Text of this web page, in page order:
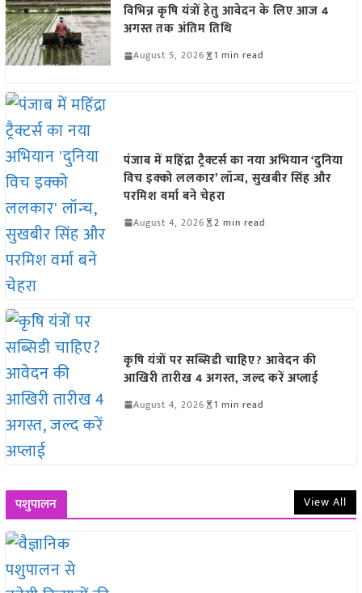
विभिन्न कृषि यंत्रों हेतु आवेदन के लिए आज 4
अगस्त तक अंतिम तिथि
August 5, 2026 1 min read
पंजाब में महिंद्रा ट्रैक्टर्स का नया अभियान ‘दुनिया
विच इक्को ललकार’ लॉन्च, सुखबीर सिंह और
परमिश वर्मा बने चेहरा
August 4, 2026 2 min read
कृषि यंत्रों पर सब्सिडी चाहिए? आवेदन की
आखिरी तारीख 4 अगस्त, जल्द करें अप्लाई
August 4, 2026 1 min read
पशुपालन View All